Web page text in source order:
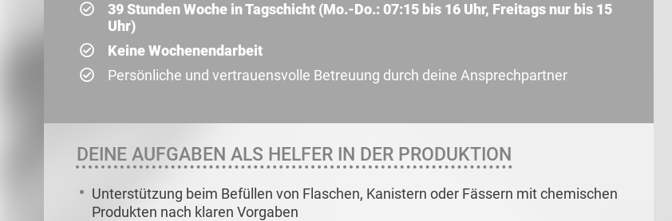
39 Stunden Woche in Tagschicht (Mo.-Do.: 07:15 bis 16 Uhr, Freitags nur bis 15
Uhr)
Keine Wochenendarbeit
Persönliche und vertrauensvolle Betreuung durch deine Ansprechpartner
DEINE AUFGABEN ALS HELFER IN DER PRODUKTION
Unterstützung beim Befüllen von Flaschen, Kanistern oder Fässern mit chemischen
Produkten nach klaren Vorgaben